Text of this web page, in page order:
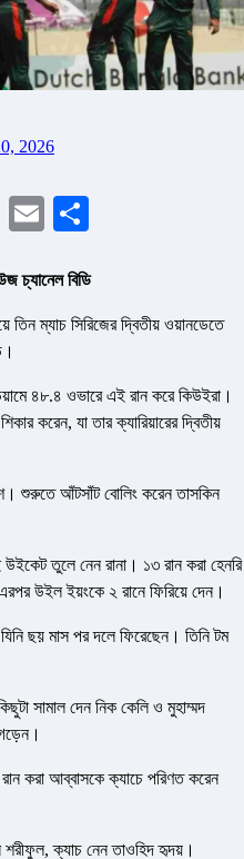
2026
LinkedIn
Email
চ্যানেল বিডি
তিন ম্যাচ সিরিজের দ্বিতীয় ওয়ানডেতে
৪৮.৪ ওভারে এই রান করে কিউইরা।
করেন, যা তার ক্যারিয়ারের দ্বিতীয়
শুরুতে আঁটসাঁট বোলিং করেন তাসকিন
তুলে নেন রানা। ১৩ রান করা হেনরি
উইল ইয়ংকে ২ রানে ফিরিয়ে দেন।
ছয় মাস পর দলে ফিরেছেন। তিনি টম
সামাল দেন নিক কেলি ও মুহাম্মদ
করা আব্বাসকে ক্যাচে পরিণত করেন
ক্যাচ নেন তাওহিদ হৃদয়।